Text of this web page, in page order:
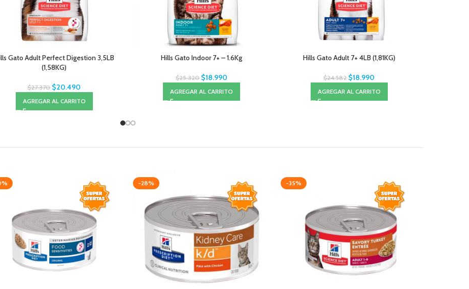
Gato Adult Perfect Digestion 3,5LB
(1,58KG)
$27.370 $20.490
AGREGAR AL CARRITO
Hills Gato Indoor 7+ – 1.6Kg
$25.320 $18.990
AGREGAR AL CARRITO
Hills Gato Adult 7+ 4LB (1,81KG)
$24.582 $18.990
AGREGAR AL CARRITO
-28% -35%